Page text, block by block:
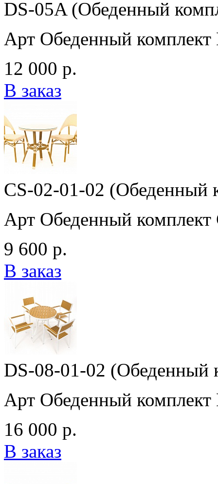
DS-05A (Обеденный
Арт Обеденный комплект
12 000 р.
В заказ
CS-02-01-02 (Обеденный
Арт Обеденный комплект
9 600 р.
В заказ
DS-08-01-02 (Обеденный
Арт Обеденный комплект
16 000 р.
В заказ